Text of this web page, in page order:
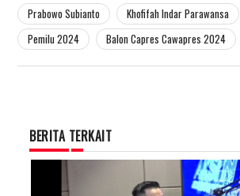
Prabowo Subianto Khofifah Indar Parawansa
Pemilu 2024
Balon Capres Cawapres 2024
BERITA TERKAIT